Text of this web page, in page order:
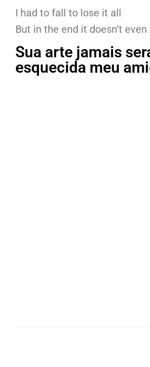
I had to fall to lose it all
But in the end it doesn’t
Sua arte jamais
esquecida meu